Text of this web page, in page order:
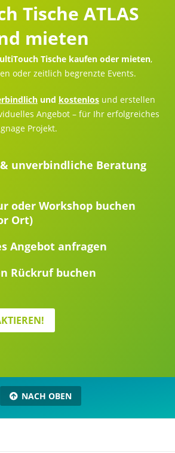
Tische ATLAS
mieten
Tische kaufen oder mieten,
oder zeitlich begrenzte Events.
und kostenlos und erstellen
Angebot – für Ihr erfolgreiches
Projekt.
unverbindliche Beratung
oder Workshop buchen
Ort)
Angebot anfragen
Rückruf buchen
NACH OBEN